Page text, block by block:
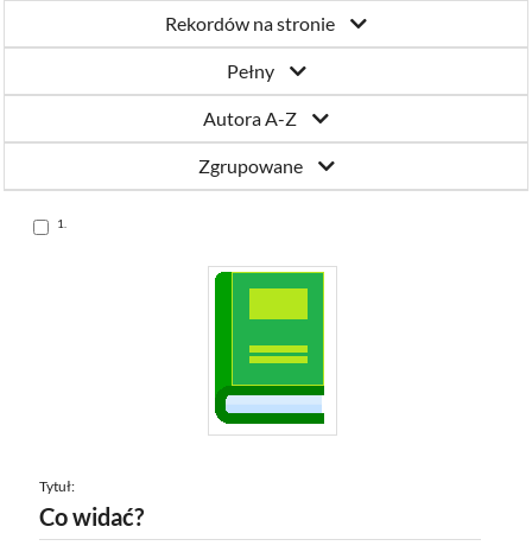
Rekordów na stronie
Pełny
Autora A-Z
Zgrupowane
Skocz
do
1.
Tytuł:
Co widać?